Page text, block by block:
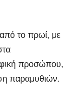
το πρωί, με
προσώπου,
παραμυθιών.